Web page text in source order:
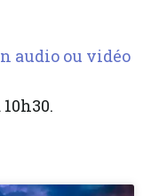
audio ou vidéo